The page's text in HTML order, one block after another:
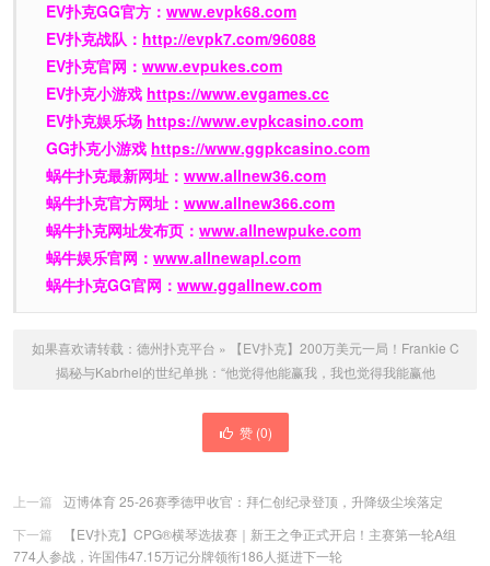
EV扑克GG官方： www.evpk68.com
EV扑克战队： http://evpk7.com/96088
EV扑克官网： www.evpukes.com
EV扑克小游戏 https://www.evgames.cc
EV扑克娱乐场 https://www.evpkcasino.com
GG扑克小游戏 https://www.ggpkcasino.com
蜗牛扑克最新网址： www.allnew36.com
蜗牛扑克官方网址： www.allnew366.com
蜗牛扑克网址发布页： www.allnewpuke.com
蜗牛娱乐官网： www.allnewapl.com
蜗牛扑克GG官网： www.ggallnew.com
如果喜欢请转载： 德州扑克平台 »
【EV扑克】200万美元一局！Frankie C
揭秘与Kabrhel的世纪单挑：“他觉得他能赢我，我也觉得我能赢他
赞 (0)
上一篇
迈博体育 25-26赛季德甲收官：拜仁创纪录登顶，升降级尘埃落定
下一篇
【EV扑克】CPG®横琴选拔赛｜新王之争正式开启！主赛第一轮A组
774人参战，许国伟47.15万记分牌领衔186人挺进下一轮